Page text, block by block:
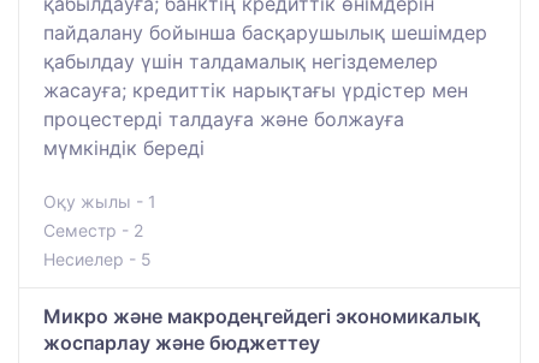
пайдалану бойынша басқарушылық шешімдер
қабылдау үшін талдамалық негіздемелер
жасауға; кредиттік нарықтағы үрдістер мен
процестерді талдауға және болжауға
мүмкіндік береді
Оқу жылы - 1
Семестр - 2
Несиелер - 5
Микро және макродеңгейдегі экономикалық
жоспарлау және бюджеттеу